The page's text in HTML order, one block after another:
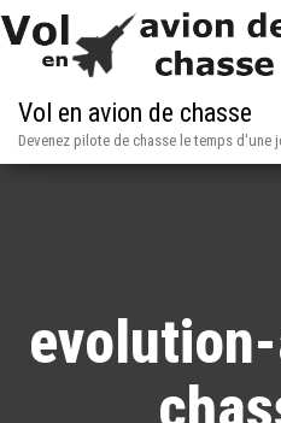
Vol en avion de chasse
Devenez pilote de chasse le temps d'une